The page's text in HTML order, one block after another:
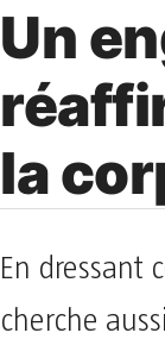
Un
la
En dressant
cherche